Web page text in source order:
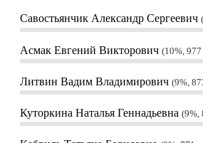
Савостьянчик Александр Сергеевич
Асмак Евгений Викторович 10%, 977
Литвин Вадим Владимирович 9%,
Куторкина Наталья Геннадьевна 9%,